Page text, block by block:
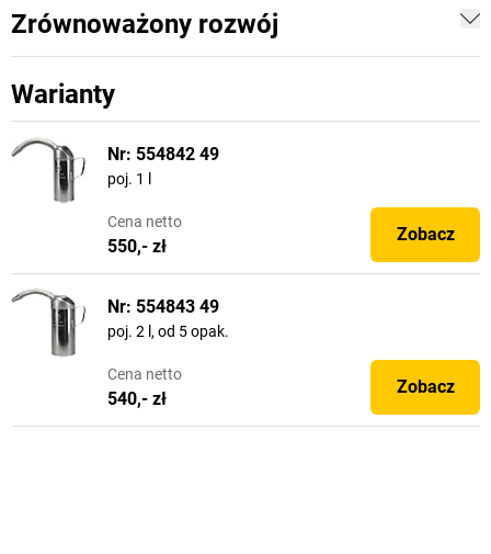
Zrównoważony rozwój
Warianty
Nr: 554842 49
poj. 1 l
Cena netto
550,- zł
Zobacz
Nr: 554843 49
poj. 2 l, od 5 opak.
Cena netto
540,- zł
Zobacz